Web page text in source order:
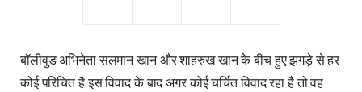
बॉलीवुड अभिनेता सलमान खान और शाहरुख खान के बीच हुए झगड़े से हर
कोई परिचित है इस विवाद के बाद अगर कोई चर्चित विवाद रहा है तो वह